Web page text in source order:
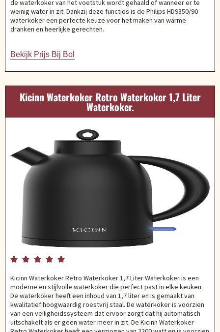
de waterkoker van het voetstuk wordt gehaald of wanneer er te
weinig water in zit. Dankzij deze functies is de Philips HD9350/90
waterkoker een perfecte keuze voor het maken van warme
dranken en heerlijke gerechten.
Bekijk Prijs Bij Bol
Kicinn Waterkoker Retro Waterkoker 1,7 Liter
Waterkoker.
    
Kicinn Waterkoker Retro Waterkoker 1,7 Liter Waterkoker is een
moderne en stijlvolle waterkoker die perfect past in elke keuken.
De waterkoker heeft een inhoud van 1,7 liter en is gemaakt van
kwalitatief hoogwaardig roestvrij staal. De waterkoker is voorzien
van een veiligheidssysteem dat ervoor zorgt dat hij automatisch
uitschakelt als er geen water meer in zit. De Kicinn Waterkoker